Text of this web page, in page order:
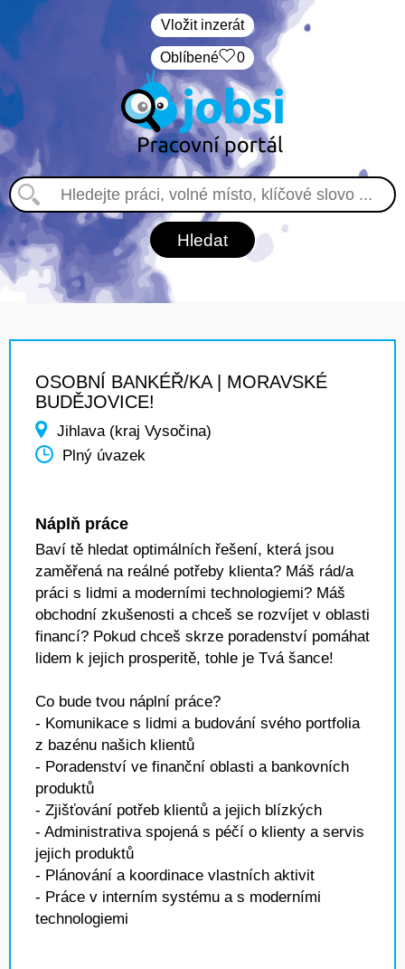
Vložit inzerát
Oblíbené 0
OSOBNÍ BANKÉŘ/KA | MORAVSKÉ
BUDĚJOVICE!
Jihlava (kraj Vysočina)
Plný úvazek
Náplň práce
Baví tě hledat optimálních řešení, která jsou
zaměřená na reálné potřeby klienta? Máš rád/a
práci s lidmi a moderními technologiemi? Máš
obchodní zkušenosti a chceš se rozvíjet v oblasti
financí? Pokud chceš skrze poradenství pomáhat
lidem k jejich prosperitě, tohle je Tvá šance!
Co bude tvou náplní práce?
- Komunikace s lidmi a budování svého portfolia
z bazénu našich klientů
- Poradenství ve finanční oblasti a bankovních
produktů
- Zjišťování potřeb klientů a jejich blízkých
- Administrativa spojená s péčí o klienty a servis
jejich produktů
- Plánování a koordinace vlastních aktivit
- Práce v interním systému a s moderními
technologiemi